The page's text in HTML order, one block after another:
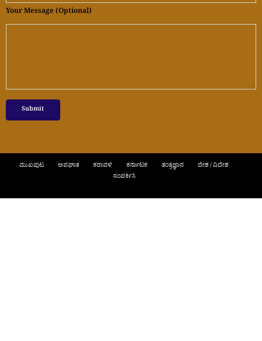
Your Message (optional)
ಮುಖಪುಟ ಅಪಘಾತ ಕರಾವಳಿ ಕರ್ನಾಟಕ ತಂತ್ರಜ್ಞಾನ
ದೇಶ / ವಿದೇಶ
ಸಂಪರ್ಕಿಸಿ